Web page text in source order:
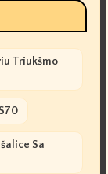
Triukšmo
Sa